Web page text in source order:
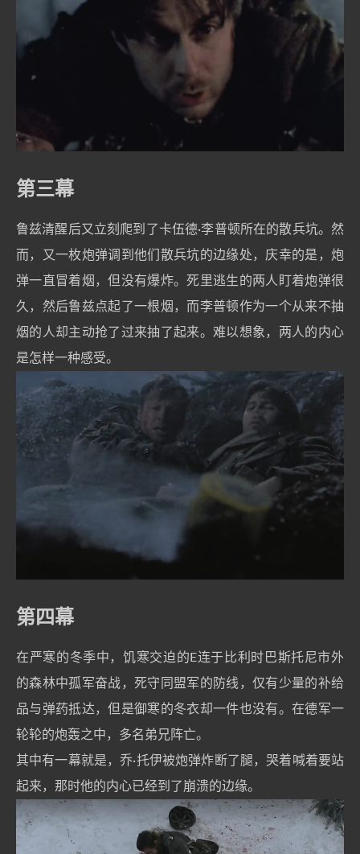
第三幕
鲁兹清醒后又立刻爬到了卡伍德·李普顿所在的散兵坑。然
而，又一枚炮弹调到他们散兵坑的边缘处，庆幸的是，炮
弹一直冒着烟，但没有爆炸。死里逃生的两人盯着炮弹很
久，然后鲁兹点起了一根烟，而李普顿作为一个从来不抽
烟的人却主动抢了过来抽了起来。难以想象，两人的内心
是怎样一种感受。
第四幕
在严寒的冬季中，饥寒交迫的E连于比利时巴斯托尼市外
的森林中孤军奋战，死守同盟军的防线，仅有少量的补给
品与弹药抵达，但是御寒的冬衣却一件也没有。在德军一
轮轮的炮轰之中，多名弟兄阵亡。
其中有一幕就是，乔·托伊被炮弹炸断了腿，哭着喊着要站
起来，那时他的内心已经到了崩溃的边缘。